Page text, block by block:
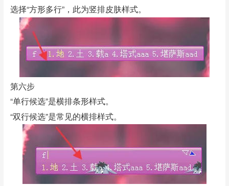
选择“方形多行”，此为竖排皮肤样式。
第六步
“单行候选”是横排条形样式。
“双行候选”是常见的横排样式。